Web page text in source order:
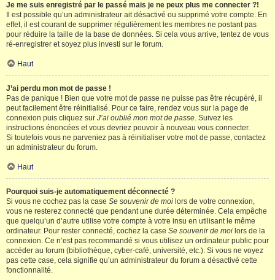
Je me suis enregistré par le passé mais je ne peux plus me connecter ?!
Il est possible qu’un administrateur ait désactivé ou supprimé votre compte. En
effet, il est courant de supprimer régulièrement les membres ne postant pas
pour réduire la taille de la base de données. Si cela vous arrive, tentez de vous
ré-enregistrer et soyez plus investi sur le forum.
Haut
J’ai perdu mon mot de passe !
Pas de panique ! Bien que votre mot de passe ne puisse pas être récupéré, il
peut facilement être réinitialisé. Pour ce faire, rendez vous sur la page de
connexion puis cliquez sur J’ai oublié mon mot de passe. Suivez les
instructions énoncées et vous devriez pouvoir à nouveau vous connecter.
Si toutefois vous ne parveniez pas à réinitialiser votre mot de passe, contactez
un administrateur du forum.
Haut
Pourquoi suis-je automatiquement déconnecté ?
Si vous ne cochez pas la case Se souvenir de moi lors de votre connexion,
vous ne resterez connecté que pendant une durée déterminée. Cela empêche
que quelqu’un d’autre utilise votre compte à votre insu en utilisant le même
ordinateur. Pour rester connecté, cochez la case Se souvenir de moi lors de la
connexion. Ce n’est pas recommandé si vous utilisez un ordinateur public pour
accéder au forum (bibliothèque, cyber-café, université, etc.). Si vous ne voyez
pas cette case, cela signifie qu’un administrateur du forum a désactivé cette
fonctionnalité.